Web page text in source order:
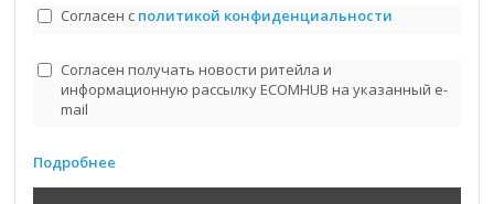
Согласен с политикой конфиденциальности
Согласен получать новости ритейла и
информационную рассылку ECOMHUB на указанный e-
mail
Подробнее